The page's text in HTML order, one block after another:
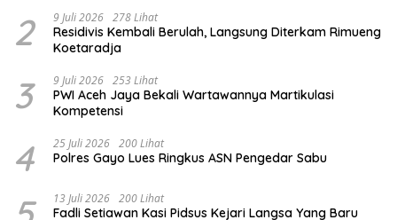
2 9 Juli 2026 278 Lihat
Residivis Kembali Berulah, Langsung Diterkam Rimueng
Koetaradja
3 9 Juli 2026 253 Lihat
PWI Aceh Jaya Bekali Wartawannya Martikulasi
Kompetensi
4 25 Juli 2026 200 Lihat
Polres Gayo Lues Ringkus ASN Pengedar Sabu
13 Juli 2026 200 Lihat
Fadli Setiawan Kasi Pidsus Kejari Langsa Yang Baru